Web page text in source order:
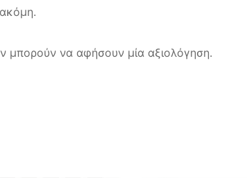
μπορούν να αφήσουν μία αξιολόγηση.